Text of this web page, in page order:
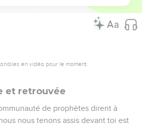
en vidéo pour le moment.
et retrouvée
de prophètes dirent à
nous tenons assis devant toi est